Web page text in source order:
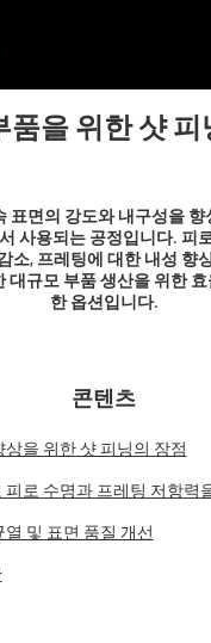
품을 위한 샷 피
표면의 강도와 내구성을 향
사용되는 공정입니다. 피
소, 프레팅에 대한 내성 향
대규모 부품 생산을 위한
한 옵션입니다.
콘텐츠
상을 위한 샷 피닝의 장점
피로 수명과 프레팅 저항력
열 및 표면 품질 개선